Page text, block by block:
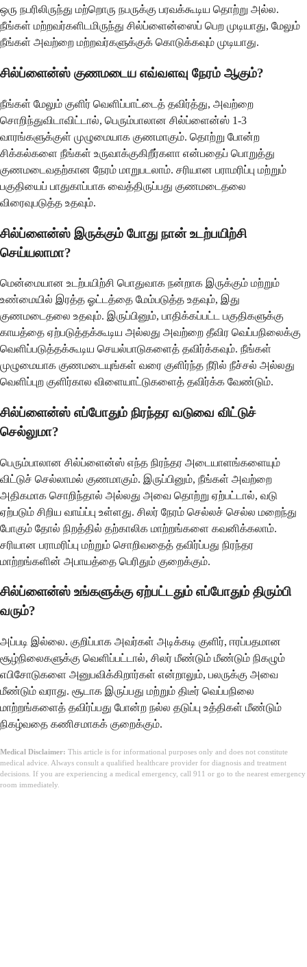
ஒரு நபரிலிருந்து மற்றொரு நபருக்கு பரவக்கூடிய தொற்று அல்ல.
நீங்கள் மற்றவர்களிடமிருந்து சில்ப்ளைன்ஸைப் பெற முடியாது, மேலும்
நீங்கள் அவற்றை மற்றவர்களுக்குக் கொடுக்கவும் முடியாது.
சில்ப்ளைன்ஸ் குணமடைய எவ்வளவு நேரம் ஆகும்?
நீங்கள் மேலும் குளிர் வெளிப்பாட்டைத் தவிர்த்து, அவற்றை
சொறிந்துவிடாவிட்டால், பெரும்பாலான சில்ப்ளைன்ஸ் 1-3
வாரங்களுக்குள் முழுமையாக குணமாகும். தொற்று போன்ற
சிக்கல்களை நீங்கள் உருவாக்குகிறீர்களா என்பதைப் பொறுத்து
குணமடைவதற்கான நேரம் மாறுபடலாம். சரியான பராமரிப்பு மற்றும்
பகுதியைப் பாதுகாப்பாக வைத்திருப்பது குணமடைதலை
விரைவுபடுத்த உதவும்.
சில்ப்ளைன்ஸ் இருக்கும் போது நான் உடற்பயிற்சி
செய்யலாமா?
மென்மையான உடற்பயிற்சி பொதுவாக நன்றாக இருக்கும் மற்றும்
உண்மையில் இரத்த ஓட்டத்தை மேம்படுத்த உதவும், இது
குணமடைதலை உதவும். இருப்பினும், பாதிக்கப்பட்ட பகுதிகளுக்கு
காயத்தை ஏற்படுத்தக்கூடிய அல்லது அவற்றை தீவிர வெப்பநிலைக்கு
வெளிப்படுத்தக்கூடிய செயல்பாடுகளைத் தவிர்க்கவும். நீங்கள்
முழுமையாக குணமடையுங்கள் வரை குளிர்ந்த நீரில் நீச்சல் அல்லது
வெளிப்புற குளிர்கால விளையாட்டுகளைத் தவிர்க்க வேண்டும்.
சில்ப்ளைன்ஸ் எப்போதும் நிரந்தர வடுவை விட்டுச்
செல்லுமா?
பெரும்பாலான சில்ப்ளைன்ஸ் எந்த நிரந்தர அடையாளங்களையும்
விட்டுச் செல்லாமல் குணமாகும். இருப்பினும், நீங்கள் அவற்றை
அதிகமாக சொறிந்தால் அல்லது அவை தொற்று ஏற்பட்டால், வடு
ஏற்படும் சிறிய வாய்ப்பு உள்ளது. சிலர் நேரம் செல்லச் செல்ல மறைந்து
போகும் தோல் நிறத்தில் தற்காலிக மாற்றங்களை கவனிக்கலாம்.
சரியான பராமரிப்பு மற்றும் சொறிவதைத் தவிர்ப்பது நிரந்தர
மாற்றங்களின் அபாயத்தை பெரிதும் குறைக்கும்.
சில்ப்ளைன்ஸ் உங்களுக்கு ஏற்பட்டதும் எப்போதும் திரும்பி
வரும்?
அப்படி இல்லை. குறிப்பாக அவர்கள் அடிக்கடி குளிர், ஈரப்பதமான
சூழ்நிலைகளுக்கு வெளிப்பட்டால், சிலர் மீண்டும் மீண்டும் நிகழும்
எபிசோடுகளை அனுபவிக்கிறார்கள் என்றாலும், பலருக்கு அவை
மீண்டும் வராது. சூடாக இருப்பது மற்றும் திடீர் வெப்பநிலை
மாற்றங்களைத் தவிர்ப்பது போன்ற நல்ல தடுப்பு உத்திகள் மீண்டும்
நிகழ்வதை கணிசமாகக் குறைக்கும்.
Medical Disclaimer: This article is for informational purposes only and does not constitute
medical advice. Always consult a qualified healthcare provider for diagnosis and treatment
decisions. If you are experiencing a medical emergency, call 911 or go to the nearest emergency
room immediately.